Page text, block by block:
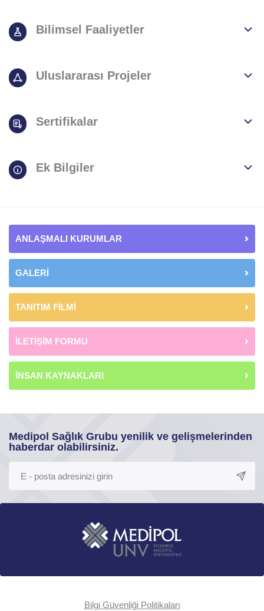
Bilimsel Faaliyetler
Uluslararası Projeler
Sertifikalar
Ek Bilgiler
ANLAŞMALI KURUMLAR
GALERİ
TANITIM FİLMİ
İLETİŞİM FORMU
İNSAN KAYNAKLARI
Medipol Sağlık Grubu yenilik ve gelişmelerinden
haberdar olabilirsiniz.
Bilgi Güvenliği Politikaları